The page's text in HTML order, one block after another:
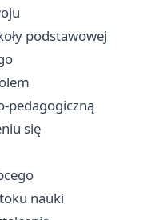
podstawowej
pedagogiczną
się
nauki